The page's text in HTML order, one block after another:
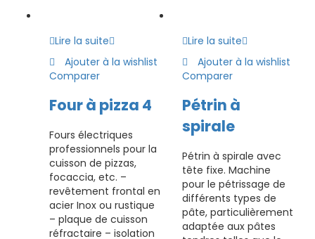
Lire la suite
Ajouter à la wishlist
Comparer
Four à pizza 4
Fours électriques
professionnels pour la
cuisson de pizzas,
focaccia, etc. –
revêtement frontal en
acier Inox ou rustique
– plaque de cuisson
réfractaire – isolation
Lire la suite
Ajouter à la wishlist
Comparer
Pétrin à
spirale
Pétrin à spirale avec
tête fixe. Machine
pour le pétrissage de
différents types de
pâte, particulièrement
adaptée aux pâtes